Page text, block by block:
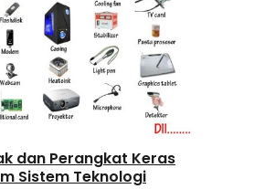
dan Perangkat Keras
Sistem Teknologi